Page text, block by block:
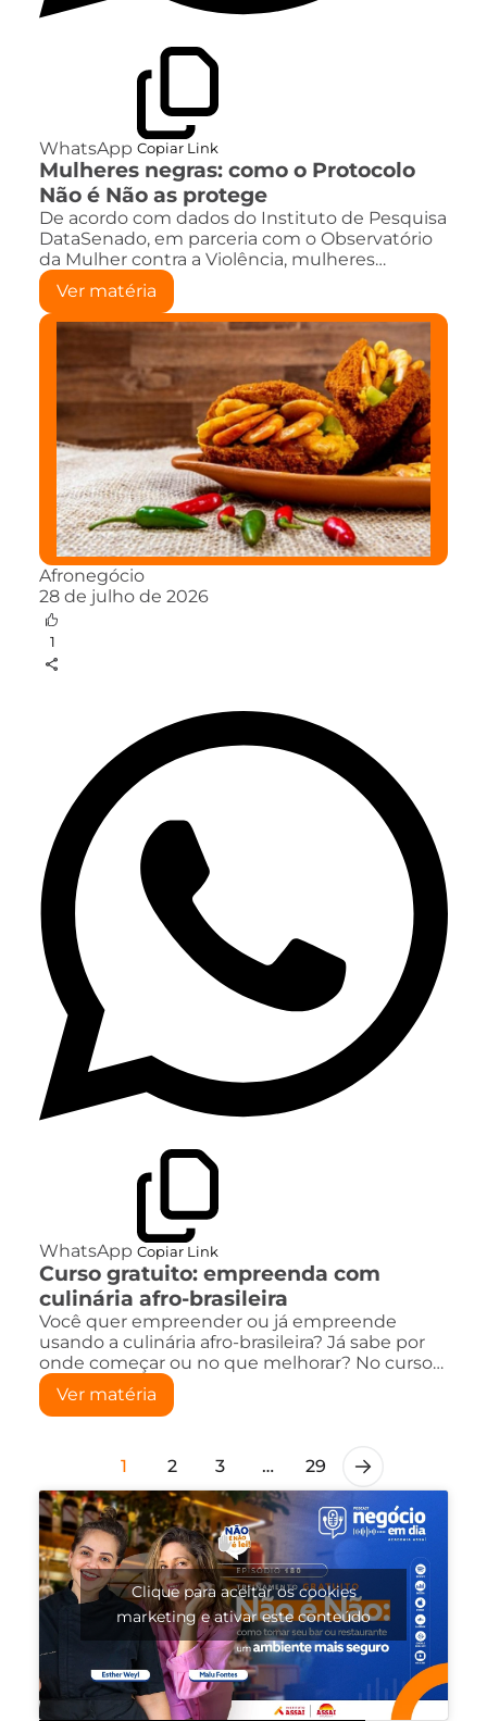
WhatsApp Copiar Link
Mulheres negras: como o Protocolo
Não é Não as protege
De acordo com dados do Instituto de Pesquisa
DataSenado, em parceria com o Observatório
da Mulher contra a Violência, mulheres…
Ver matéria
Afronegócio
28 de julho de 2026
1
WhatsApp Copiar Link
Curso gratuito: empreenda com
culinária afro-brasileira
Você quer empreender ou já empreende
usando a culinária afro-brasileira? Já sabe por
onde começar ou no que melhorar? No curso…
Ver matéria
1 2 3 … 29
Clique para aceitar os cookies
marketing e ativar este conteúdo